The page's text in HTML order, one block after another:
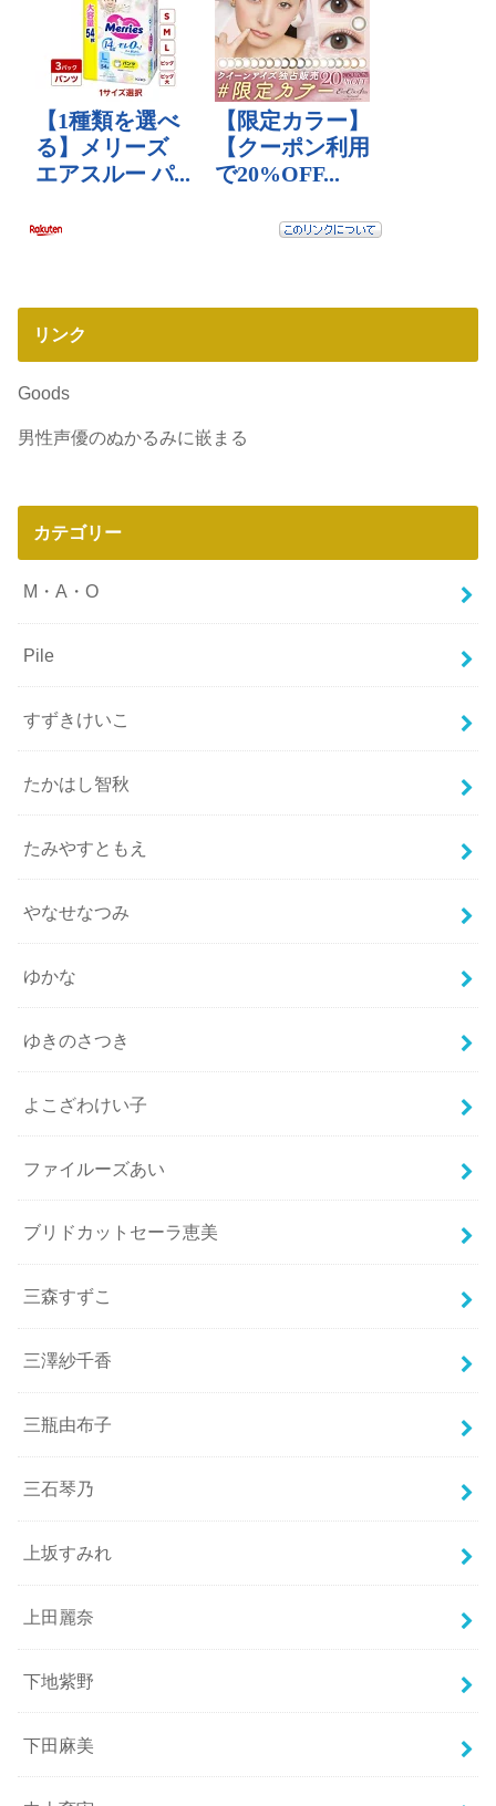
リンク
Goods
男性声優のぬかるみに嵌まる
カテゴリー
M・A・O
Pile
すずきけいこ
たかはし智秋
たみやすともえ
やなせなつみ
ゆかな
ゆきのさつき
よこざわけい子
ファイルーズあい
ブリドカットセーラ恵美
三森すずこ
三澤紗千香
三瓶由布子
三石琴乃
上坂すみれ
上田麗奈
下地紫野
下田麻美